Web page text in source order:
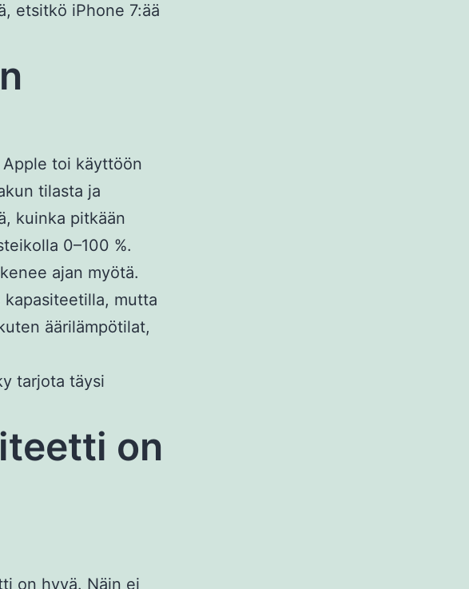
etsitkö iPhone 7:ää
Apple toi käyttöön
tilasta ja
kuinka pitkään
0–100 %.
ajan myötä.
mutta
äärilämpötilat,
tarjota täysi
on
on hyvä. Näin ei